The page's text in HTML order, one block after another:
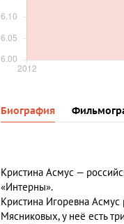
Биография
Кристина Асмус —
«Интерны».
Кристина Игоревна
Мясниковых, у неё есть